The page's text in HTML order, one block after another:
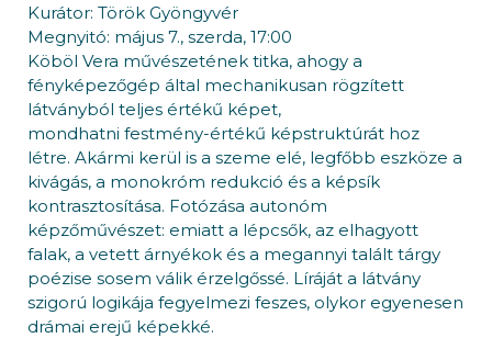
Kurátor: Török Gyöngyvér
Megnyitó: május 7., szerda, 17:00
Köböl Vera művészetének titka, ahogy a
fényképezőgép által mechanikusan rögzített
látványból teljes értékű képet,
mondhatni festmény-értékű képstruktúrát hoz
létre. Akármi kerül is a szeme elé, legfőbb eszköze a
kivágás, a monokróm redukció és a képsík
kontrasztosítása. Fotózása autonóm
képzőművészet: emiatt a lépcsők, az elhagyott
falak, a vetett árnyékok és a megannyi talált tárgy
poézise sosem válik érzelgőssé. Líráját a látvány
szigorú logikája fegyelmezi feszes, olykor egyenesen
drámai erejű képekké.